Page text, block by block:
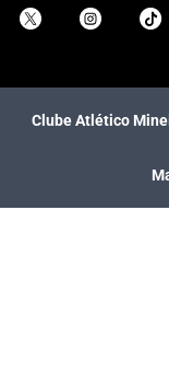
Clube Atlético